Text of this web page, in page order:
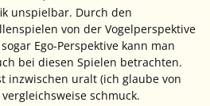
unspielbar. Durch den
von der Vogelperspektive
Ego-Perspektive kann man
bei diesen Spielen betrachten.
inzwischen uralt (ich glaube von
schmuck.